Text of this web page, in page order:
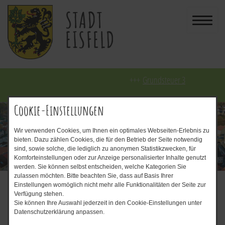
Cookie-Einstellungen
Wir verwenden Cookies, um Ihnen ein optimales Webseiten-Erlebnis zu
bieten. Dazu zählen Cookies, die für den Betrieb der Seite notwendig
sind, sowie solche, die lediglich zu anonymen Statistikzwecken, für
Komforteinstellungen oder zur Anzeige personalisierter Inhalte genutzt
werden. Sie können selbst entscheiden, welche Kategorien Sie
zulassen möchten. Bitte beachten Sie, dass auf Basis Ihrer
Einstellungen womöglich nicht mehr alle Funktionalitäten der Seite zur
Verfügung stehen.
Sie können Ihre Auswahl jederzeit in den Cookie-Einstellungen unter
Datenschutzerklärung anpassen.
Grundsteuer 3. Quartal 2026
Start Landschaftspflegeverband Thüringer Wald
Landschaftspflegeverband Thüringer Wald